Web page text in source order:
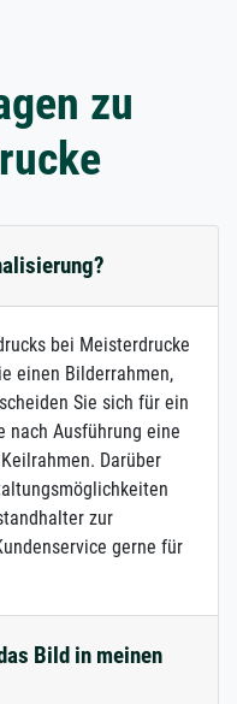
zu
bei Meisterdrucke
einen Bilderrahmen,
Sie sich für ein
nach Ausführung eine
Darüber
zur
gerne für
Bild in meinen